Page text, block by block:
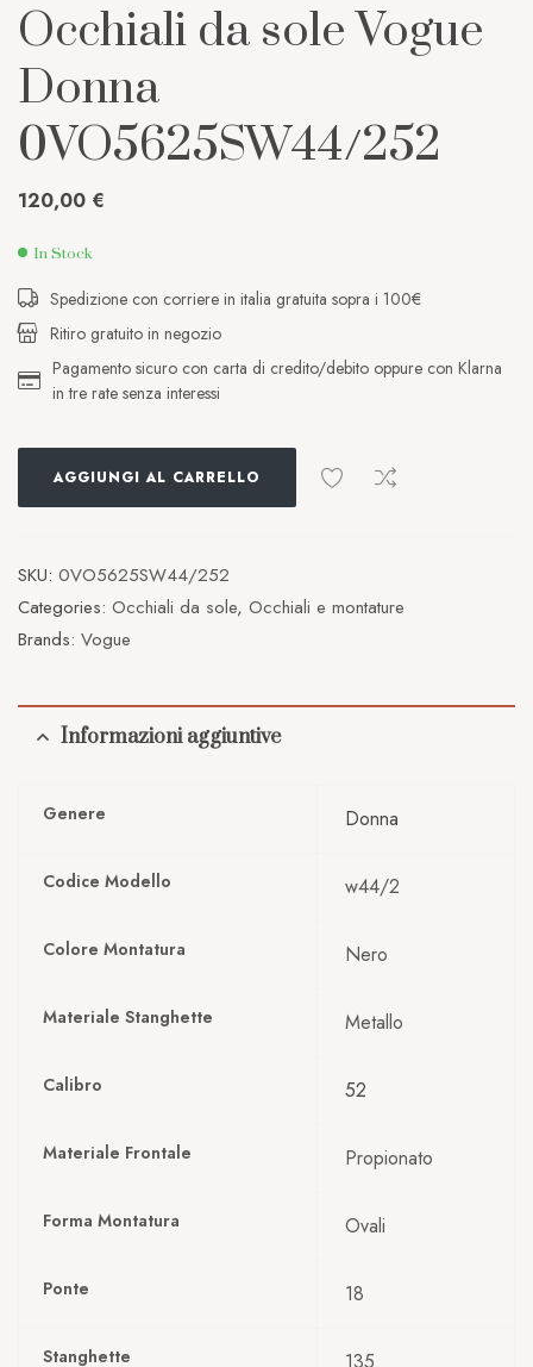
Occhiali da sole Vogue
Donna
0VO5625SW44/252
120,00 €
In Stock
Spedizione con corriere in italia gratuita sopra i 100€
Ritiro gratuito in negozio
Pagamento sicuro con carta di credito/debito oppure con Klarna
in tre rate senza interessi
AGGIUNGI AL CARRELLO
SKU: 0VO5625SW44/252
Categories: Occhiali da sole, Occhiali e montature
Brands: Vogue
Informazioni aggiuntive
Genere Donna
Codice Modello w44/2
Colore Montatura Nero
Materiale Stanghette Metallo
Calibro 52
Materiale Frontale Propionato
Forma Montatura Ovali
Ponte 18
Stanghette 135